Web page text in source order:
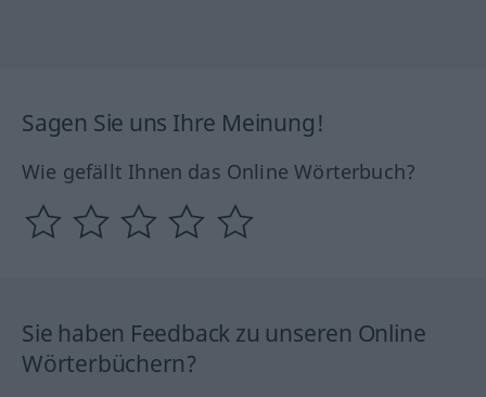
Sagen Sie uns Ihre Meinung!
Wie gefällt Ihnen das Online Wörterbuch?
Sie haben Feedback zu unseren Online
Wörterbüchern?